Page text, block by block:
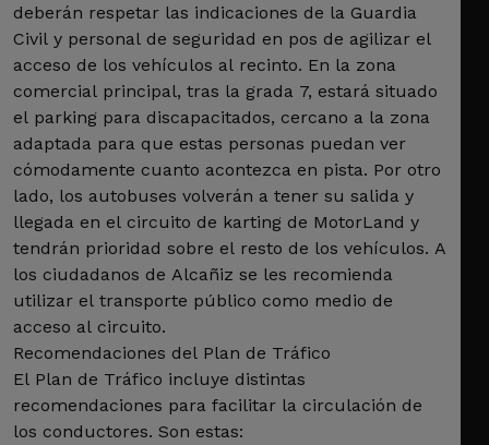
deberán respetar las indicaciones de la Guardia
Civil y personal de seguridad en pos de agilizar el
acceso de los vehículos al recinto. En la zona
comercial principal, tras la grada 7, estará situado
el parking para discapacitados, cercano a la zona
adaptada para que estas personas puedan ver
cómodamente cuanto acontezca en pista. Por otro
lado, los autobuses volverán a tener su salida y
llegada en el circuito de karting de MotorLand y
tendrán prioridad sobre el resto de los vehículos. A
los ciudadanos de Alcañiz se les recomienda
utilizar el transporte público como medio de
acceso al circuito.
Recomendaciones del Plan de Tráfico
El Plan de Tráfico incluye distintas
recomendaciones para facilitar la circulación de
los conductores. Son estas: